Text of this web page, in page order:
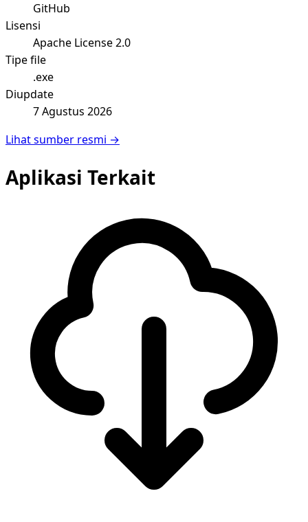
GitHub
Lisensi
Apache License 2.0
Tipe file
.exe
Diupdate
7 Agustus 2026
Lihat sumber resmi →
Aplikasi Terkait